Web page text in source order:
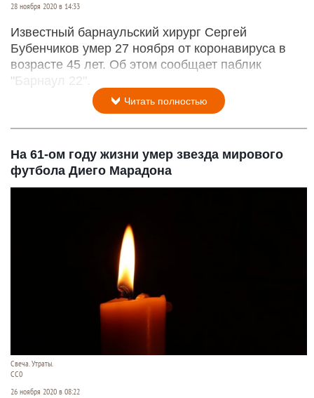
28 ноября 2020 в 14:33
Известный барнаульский хирург Сергей
Бубенчиков умер 27 ноября от коронавируса в
возрасте 45 лет. Об этом сообщает паблик
"Барнаул 22".
Читать полностью
На 61-ом году жизни умер звезда мирового
футбола Диего Марадона
Свеча. Утраты.
СС0
26 ноября 2020 в 08:22